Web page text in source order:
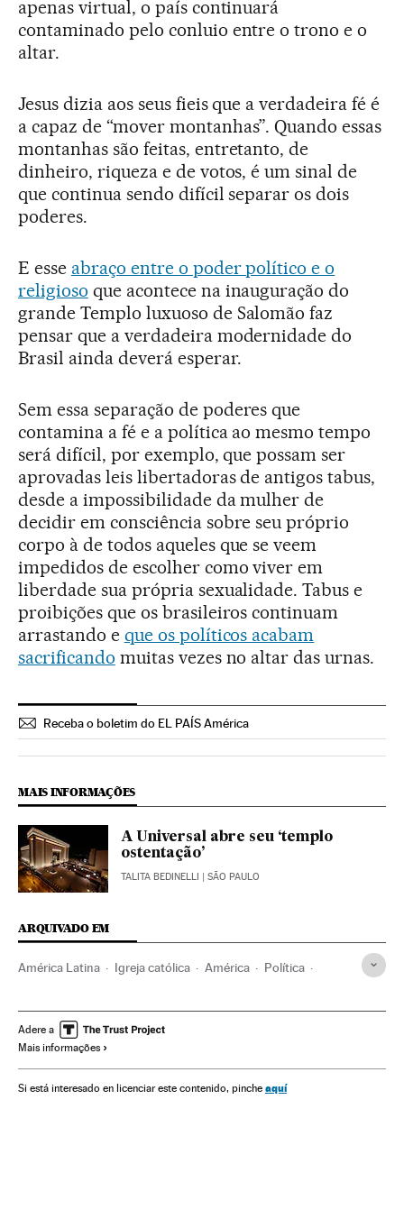
apenas virtual, o país continuará
contaminado pelo conluio entre o trono e o
altar.
Jesus dizia aos seus fieis que a verdadeira fé é
a capaz de “mover montanhas”. Quando essas
montanhas são feitas, entretanto, de
dinheiro, riqueza e de votos, é um sinal de
que continua sendo difícil separar os dois
poderes.
E esse abraço entre o poder político e o
religioso que acontece na inauguração do
grande Templo luxuoso de Salomão faz
pensar que a verdadeira modernidade do
Brasil ainda deverá esperar.
Sem essa separação de poderes que
contamina a fé e a política ao mesmo tempo
será difícil, por exemplo, que possam ser
aprovadas leis libertadoras de antigos tabus,
desde a impossibilidade da mulher de
decidir em consciência sobre seu próprio
corpo à de todos aqueles que se veem
impedidos de escolher como viver em
liberdade sua própria sexualidade. Tabus e
proibições que os brasileiros continuam
arrastando e que os políticos acabam
sacrificando muitas vezes no altar das urnas.
Receba o boletim do EL PAÍS América
MAIS INFORMAÇÕES
A Universal abre seu ‘templo
ostentação’
TALITA BEDINELLI | SÃO PAULO
ARQUIVADO EM
América Latina Igreja católica América Política
Relações Estado Igreja São Paulo
Edifícios religiosos
América do Sul Centros culto Protestantismo
Adere a
Mais informações
Si está interesado en licenciar este contenido, pinche aquí